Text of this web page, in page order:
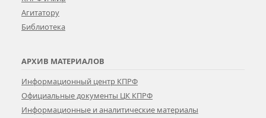
Агитатору
Библиотека
АРХИВ МАТЕРИАЛОВ
Информационный центр КПРФ
Официальные документы ЦК КПРФ
Информационные и аналитические материалы